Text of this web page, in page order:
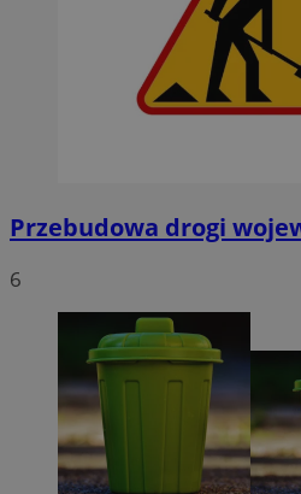
Przebudowa drogi
6